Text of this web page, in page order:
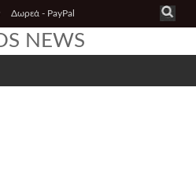
Δωρεά - PayPal
NEWS